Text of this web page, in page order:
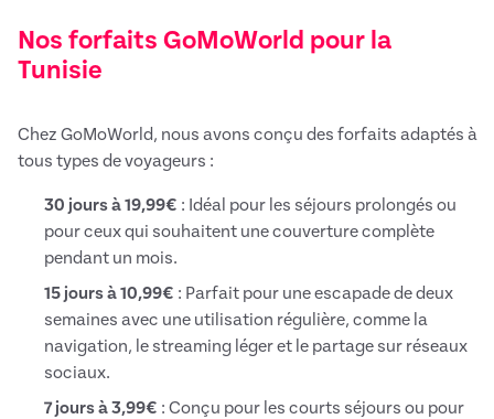
Nos forfaits GoMoWorld pour la
Tunisie
Chez GoMoWorld, nous avons conçu des forfaits adaptés à
tous types de voyageurs :
30 jours à 19,99€ : Idéal pour les séjours prolongés ou
pour ceux qui souhaitent une couverture complète
pendant un mois.
15 jours à 10,99€ : Parfait pour une escapade de deux
semaines avec une utilisation régulière, comme la
navigation, le streaming léger et le partage sur réseaux
sociaux.
7 jours à 3,99€ : Conçu pour les courts séjours ou pour